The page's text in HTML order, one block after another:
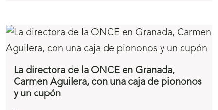
La directora de la ONCE en Granada,
Carmen Aguilera, con una caja de piononos
y un cupón